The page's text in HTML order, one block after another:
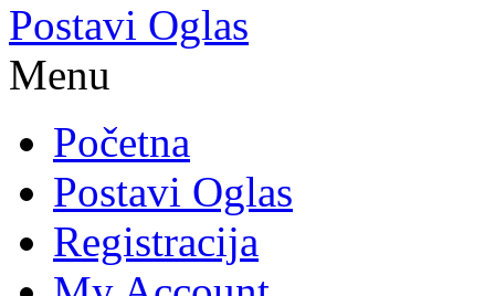
Postavi Oglas
Menu
Početna
Postavi Oglas
Registracija